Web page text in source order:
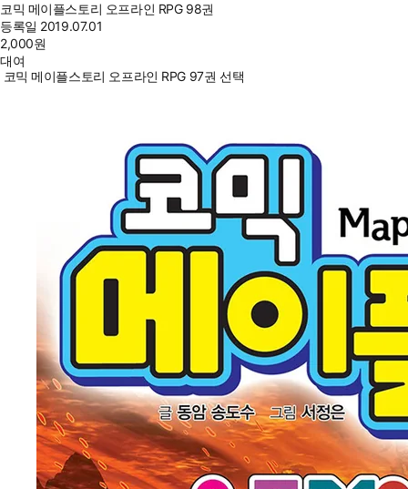
코믹 메이플스토리 오프라인 RPG 98권
등록일 2019.07.01
2,000원
대여
코믹 메이플스토리 오프라인 RPG 97권 선택